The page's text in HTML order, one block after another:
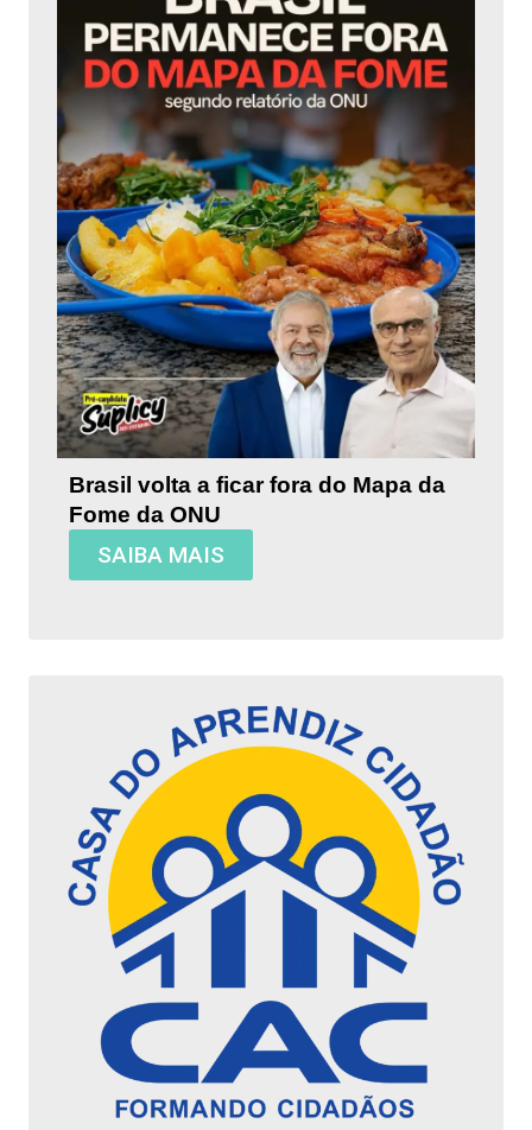
Brasil volta a ficar fora do Mapa da
Fome da ONU
SAIBA MAIS